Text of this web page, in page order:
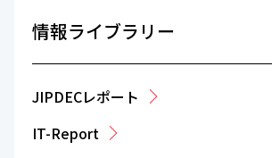
情報ライブラリー
JIPDECレポート
IT-Report